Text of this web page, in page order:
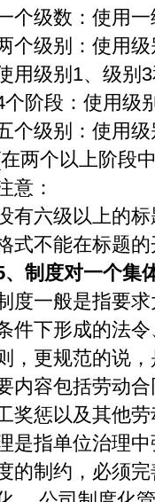
个级数：使用
个级别：使用
用级别1、级别
个阶段：使用级
个级别：使用
两个以上阶段
意：
有六级以上的
式不能在标题的
制度对一个集
度一般是指要
件下形成的法
，更规范的说
内容包括劳动
奖惩以及其他
是指单位治理
的制约，必须